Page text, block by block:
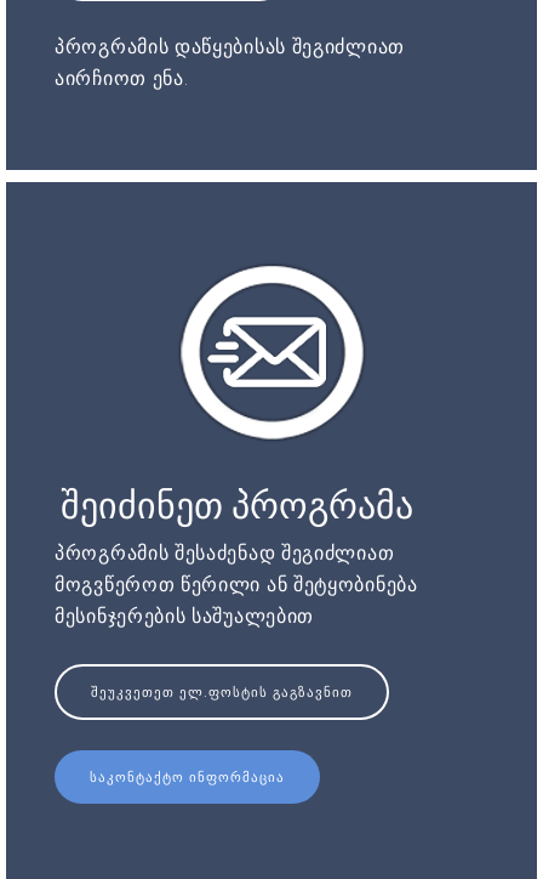
პროგრამის დაწყებისას შეგიძლიათ
აირჩიოთ ენა.
შეიძინეთ პროგრამა
პროგრამის შესაძენად შეგიძლიათ
მოგვწეროთ წერილი ან შეტყობინება
მესინჯერების საშუალებით
ᲨᲔᲣᲙᲕᲔᲗᲔᲗ ᲔᲚ.ᲤᲝᲡᲢᲘᲡ ᲒᲐᲒᲖᲐᲕᲜᲘᲗ
ᲡᲐᲙᲝᲜᲢᲐᲥᲢᲝ ᲘᲜᲤᲝᲠᲛᲐᲪᲘᲐ